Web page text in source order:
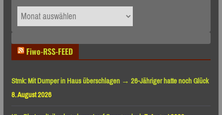
Archiv
nach
Fiwo-RSS-FEED
Stmk: Mit Dumper in Haus überschlagen → 26-Jähriger hatte noch Glück
8. August 2026